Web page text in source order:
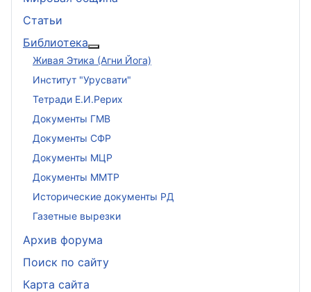
Статьи
Библиотека
Подробнее: Библиотека
Живая Этика (Агни Йога)
Институт "Урусвати"
Тетради Е.И.Рерих
Документы ГМВ
Документы СФР
Документы МЦР
Документы ММТР
Исторические документы РД
Газетные вырезки
Архив форума
Поиск по сайту
Карта сайта